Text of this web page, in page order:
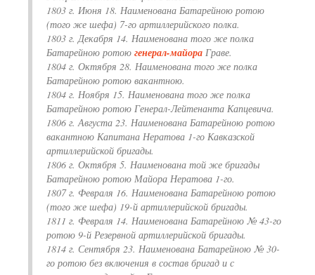
1803 г. Июня 18. Наименована Батарейною ротою
(того же шефа) 7-го артиллерийского полка.
1803 г. Декабря 14. Наименована того же полка
Батарейною ротою генерал-майора Граве.
1804 г. Октября 28. Наименована того же полка
Батарейною ротою вакантною.
1804 г. Ноября 15. Наименована того же полка
Батарейною ротою Генерал-Лейтенанта Капцевича.
1806 г. Августа 23. Наименована Батарейною ротою
вакантною Капитана Нератова 1-го Кавказской
артиллерийской бригады.
1806 г. Октября 5. Наименована той же бригады
Батарейною ротою Майора Нератова 1-го.
1807 г. Февраля 16. Наименована Батарейною ротою
(того же шефа) 19-й артиллерийской бригады.
1811 г. Февраля 14. Наименована Батарейною № 43-го
ротою 9-й Резервной артиллерийской бригады.
1814 г. Сентября 23. Наименована Батарейною № 30-
го ротою без включения в состав бригад и с